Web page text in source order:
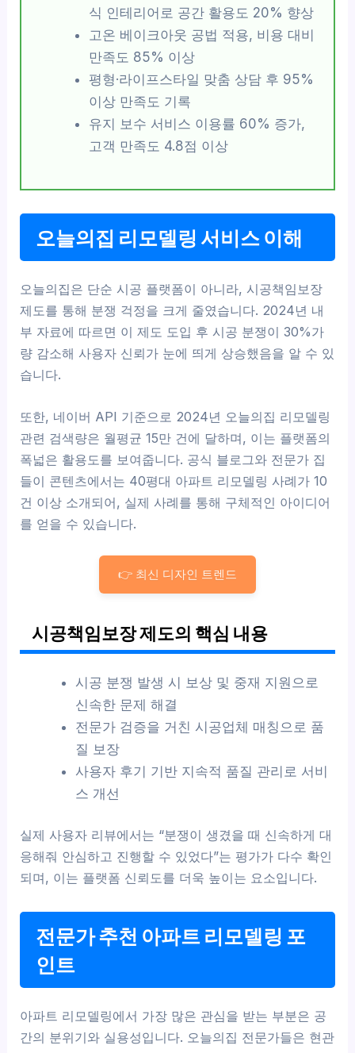
식 인테리어로 공간 활용도 20% 향상
고온 베이크아웃 공법 적용, 비용 대비
만족도 85% 이상
평형·라이프스타일 맞춤 상담 후 95%
이상 만족도 기록
유지 보수 서비스 이용률 60% 증가,
고객 만족도 4.8점 이상
오늘의집 리모델링 서비스 이해
오늘의집은 단순 시공 플랫폼이 아니라, 시공책임보장
제도를 통해 분쟁 걱정을 크게 줄였습니다. 2024년 내
부 자료에 따르면 이 제도 도입 후 시공 분쟁이 30%가
량 감소해 사용자 신뢰가 눈에 띄게 상승했음을 알 수 있
습니다.
또한, 네이버 API 기준으로 2024년 오늘의집 리모델링
관련 검색량은 월평균 15만 건에 달하며, 이는 플랫폼의
폭넓은 활용도를 보여줍니다. 공식 블로그와 전문가 집
들이 콘텐츠에서는 40평대 아파트 리모델링 사례가 10
건 이상 소개되어, 실제 사례를 통해 구체적인 아이디어
를 얻을 수 있습니다.
👉 최신 디자인 트렌드
시공책임보장 제도의 핵심 내용
시공 분쟁 발생 시 보상 및 중재 지원으로
신속한 문제 해결
전문가 검증을 거친 시공업체 매칭으로 품
질 보장
사용자 후기 기반 지속적 품질 관리로 서비
스 개선
실제 사용자 리뷰에서는 “분쟁이 생겼을 때 신속하게 대
응해줘 안심하고 진행할 수 있었다”는 평가가 다수 확인
되며, 이는 플랫폼 신뢰도를 더욱 높이는 요소입니다.
전문가 추천 아파트 리모델링 포
인트
아파트 리모델링에서 가장 많은 관심을 받는 부분은 공
간의 분위기와 실용성입니다. 오늘의집 전문가들은 현관